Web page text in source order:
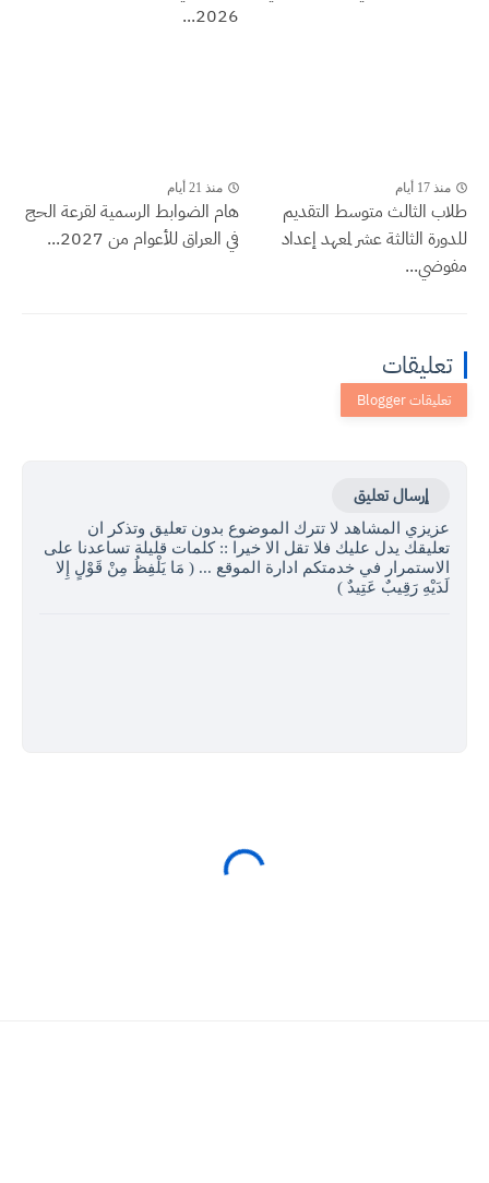
2026...
منذ 17 أيام
طلاب الثالث متوسط التقديم
للدورة الثالثة عشر لمعهد إعداد
مفوضي...
منذ 21 أيام
هام الضوابط الرسمية لقرعة الحج
في العراق للأعوام من 2027...
تعليقات
إرسال تعليق
عزيزي المشاهد لا تترك الموضوع بدون تعليق وتذكر ان
تعليقك يدل عليك فلا تقل الا خيرا :: كلمات قليلة تساعدنا على
الاستمرار في خدمتكم ادارة الموقع ... ( مَا يَلْفِظُ مِنْ قَوْلٍ إِلا
لَدَيْهِ رَقِيبٌ عَتِيدٌ )